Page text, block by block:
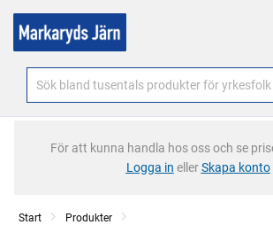
För att kunna handla hos oss och se
Logga in ellerSkapa konto
Start
Produkter